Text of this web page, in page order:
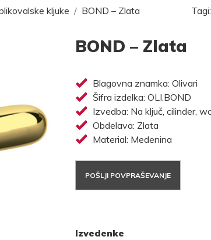
kljuke BOND – Zlata Tagi:
BOND – Zlata
Blagovna znamka: Olivari
Šifra izdelka: OLI.BOND
Izvedba: Na ključ, cilinder,
Obdelava: Zlata
Material: Medenina
POŠLJI POVPRAŠEVANJE
Izvedenke